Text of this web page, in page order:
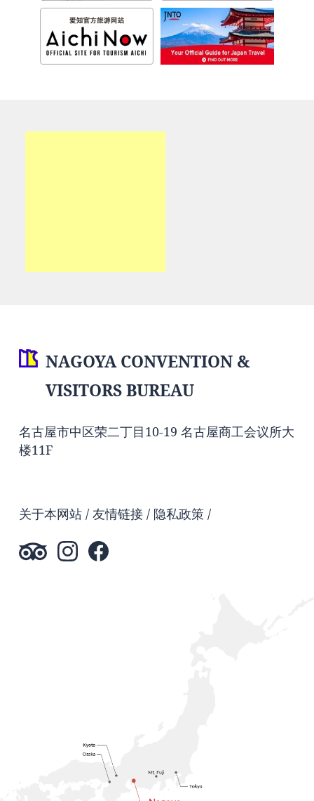
NAGOYA CONVENTION &
VISITORS BUREAU
名古屋市中区荣二丁目10-19 名古屋商工会议所大
楼11F
关于本网站 友情链接 隐私政策